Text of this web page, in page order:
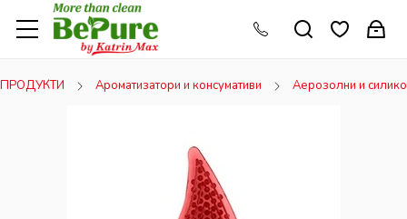
ПРОДУКТИ Ароматизатори и консумативи Аерозолни и